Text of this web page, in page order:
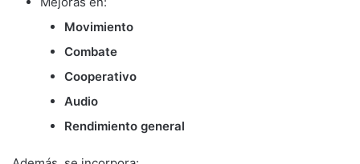
Movimiento
Combate
Cooperativo
Audio
Rendimiento general